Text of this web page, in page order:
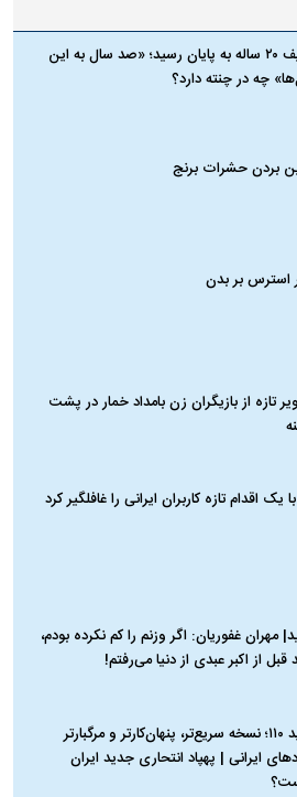
توقیف ۲۰ ساله به پایان رسید؛ «صد سال به این
چه در چنته دارد؟
بردن حشرات برنج
استرس بر بدن
تازه از بازیگران زن بامداد خمار در پشت
یک اقدام تازه کاربران ایرانی را غافلگیر کرد
مهران غفوریان: اگر وزنم را کم نکرده بودم،
قبل از اکبر عبدی از دنیا می‌رفتم!
حدید ۱۱۰؛ نسخه سریع‌تر، پنهان‌کارتر و مرگبارتر
ایرانی | پهپاد انتحاری جدید ایران